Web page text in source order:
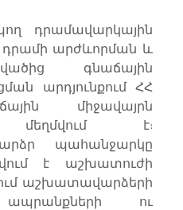
դրամավարկային
արժևորման և
գնաճային
արդյունքում ՀՀ
միջավայրն
մեղմվում է:
պահանջարկը
է աշխատուժի
աշխատավարձերի
ու